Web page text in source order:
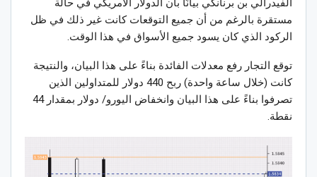
الفيدرالي بن برنانكي بيانًا بأن الدولار الأمريكي في حالة
مستقرة بالرغم من أن جميع التوقعات كانت غير ذلك في ظل
الركود الذي كان يسود جميع الأسواق في هذا الوقت.
توقع التجار رفع معدلات الفائدة بناءً على هذا البيان، والنتيجة
كانت (خلال ساعة واحدة) ربح
440 دولار للمتداولين الذين
تصرفوا بناءً على هذا البيان وانخفاض اليورو/ دولار بمقدار 44
نقطة.